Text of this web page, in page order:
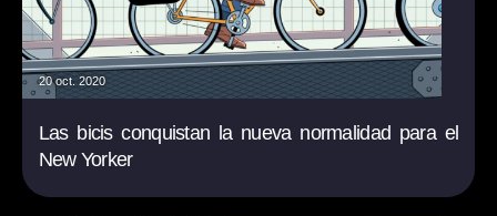
20 oct. 2020
Las bicis conquistan la nueva normalidad para el
New Yorker